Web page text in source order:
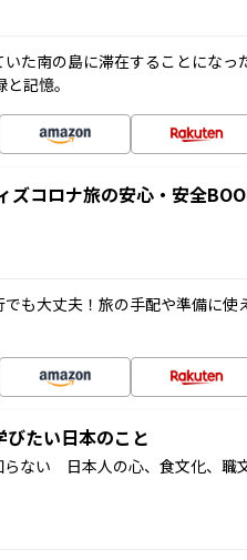
た南の島に滞在することにな
記憶。
ズコロナ旅の安心・安全
も大丈夫！旅の手配や準備に
たい日本のこと
らない 日本人の心、食文化、職